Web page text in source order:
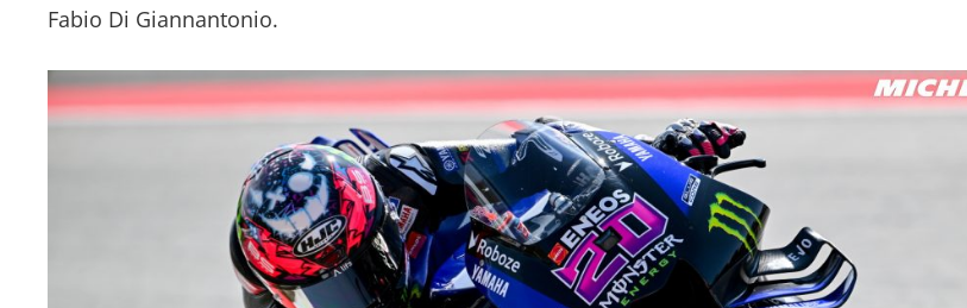
Fabio Di Giannantonio.